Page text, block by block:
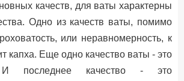
качеств, для ваты характерны
Одно из качеств ваты, помимо
или неравномерность, к
капха. Еще одно качество ваты - это
И последнее качество - это